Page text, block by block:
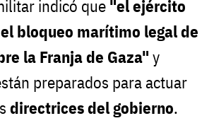
indicó que "el ejército
bloqueo marítimo legal de
la Franja de Gaza" y
preparados para actuar
directrices del gobierno.